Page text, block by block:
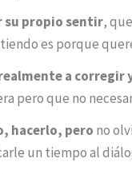
su propio sentir,
es porque
a corregir
pero que no
hacerlo, pero no
un tiempo al